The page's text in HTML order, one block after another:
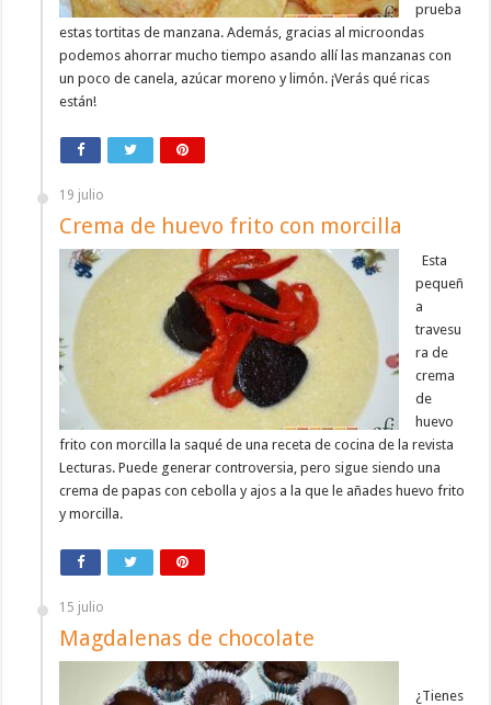
prueba
estas tortitas de manzana. Además, gracias al microondas
podemos ahorrar mucho tiempo asando allí las manzanas con
un poco de canela, azúcar moreno y limón. ¡Verás qué ricas
están!
19 julio
Crema de huevo frito con morcilla
Esta
pequeñ
a
travesu
ra de
crema
de
huevo
frito con morcilla la saqué de una receta de cocina de la revista
Lecturas. Puede generar controversia, pero sigue siendo una
crema de papas con cebolla y ajos a la que le añades huevo frito
y morcilla.
15 julio
Magdalenas de chocolate
¿Tienes